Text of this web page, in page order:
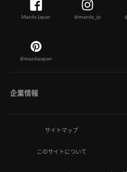
Mazda Japan @mazda_jp
@mazdajapan
企業情報
マツダについて
ひとを想う価値創造
サイトマップ
このサイトについて